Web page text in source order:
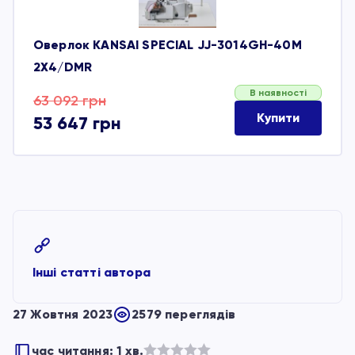
Оверлок KANSAI SPECIAL JJ-3014GH-40M
2Х4/DMR
63 092грн
Оригінальна
ціна:
63 092 грн.
53 647 грн
Поточна
ціна:
53 647 грн.
В наявності
Купити
Інші статті автора
27 Жовтня 2023 2579 переглядів
час читання: 1 хв.